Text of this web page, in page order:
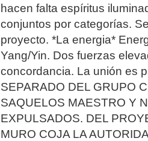
hacen falta espíritus
conjuntos por categorías.
proyecto. *La energia*
Yang/Yin. Dos fuerzas
concordancia. La unión es
SEPARADO DEL GRUPO
SAQUELOS MAESTRO Y
EXPULSADOS. DEL
MURO COJA LA